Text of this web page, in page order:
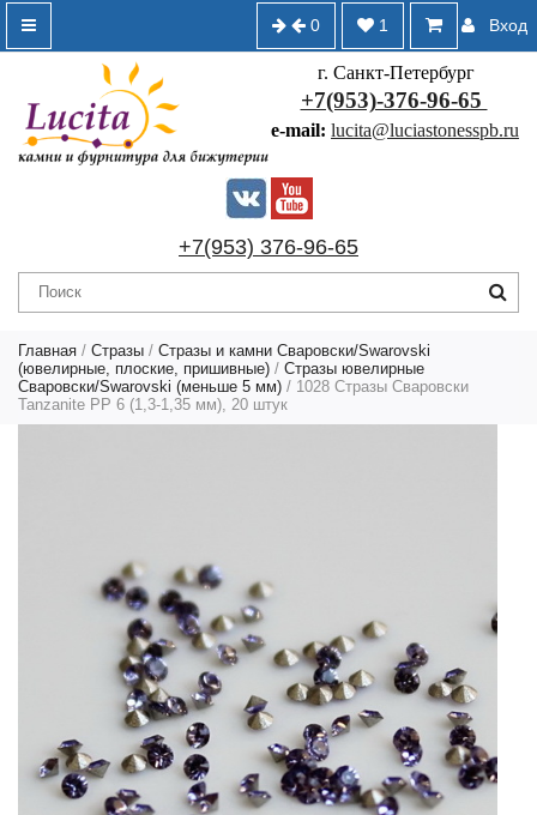
Вход
1
0
г. Санкт-Петербург
+7(953)-376-96-65
e-mail: lucita@luciastonesspb.ru
+7(953) 376-96-65
Главная / Стразы / Стразы и камни Сваровски/Swarovski
(ювелирные, плоские, пришивные) / Стразы ювелирные
Сваровски/Swarovski (меньше 5 мм) / 1028 Стразы Сваровски
Tanzanite PP 6 (1,3-1,35 мм), 20 штук